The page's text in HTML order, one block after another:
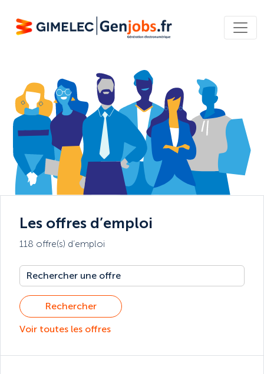
Les offres d’emploi
118 offre(s) d’emploi
Rechercher
Voir toutes les offres